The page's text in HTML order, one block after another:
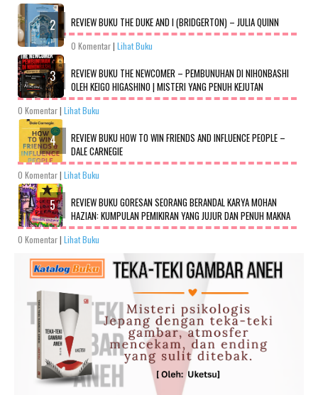
REVIEW BUKU THE DUKE AND I (BRIDGERTON) – JULIA QUINN
0 Komentar| Lihat Buku
REVIEW BUKU THE NEWCOMER – PEMBUNUHAN DI NIHONBASHI
OLEH KEIGO HIGASHINO | MISTERI YANG PENUH KEJUTAN
0 Komentar| Lihat Buku
REVIEW BUKU HOW TO WIN FRIENDS AND INFLUENCE PEOPLE –
DALE CARNEGIE
0 Komentar| Lihat Buku
REVIEW BUKU GORESAN SEORANG BERANDAL KARYA MOHAN
HAZIAN: KUMPULAN PEMIKIRAN YANG JUJUR DAN PENUH MAKNA
0 Komentar| Lihat Buku